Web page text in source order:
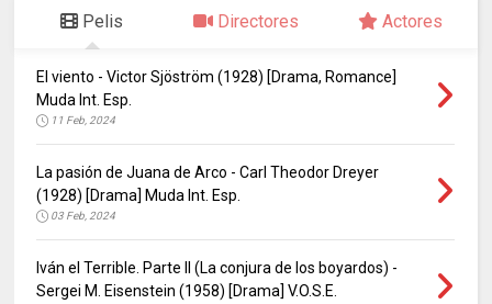
Pelis Directores Actores
El viento - Victor Sjöström (1928) [Drama, Romance]
Muda Int. Esp.
11 Feb, 2024
La pasión de Juana de Arco - Carl Theodor Dreyer
(1928) [Drama] Muda Int. Esp.
03 Feb, 2024
Iván el Terrible. Parte II (La conjura de los boyardos) -
Sergei M. Eisenstein (1958) [Drama] V.O.S.E.